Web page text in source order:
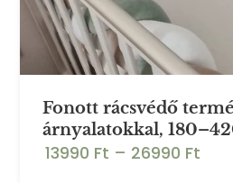
Fonott rácsvédő
árnyalatokkal,
13990 Ft – 26990 Ft